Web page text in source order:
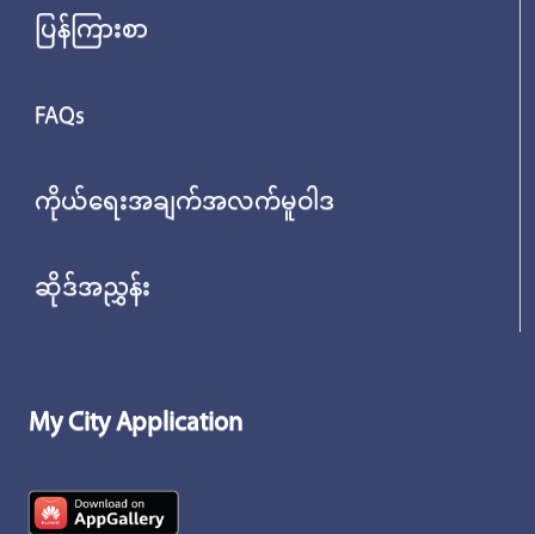
ပြန်ကြားစာ
FAQs
ကိုယ်ရေးအချက်အလက်မူဝါဒ
ဆိုဒ်အညွှန်း
My City Application